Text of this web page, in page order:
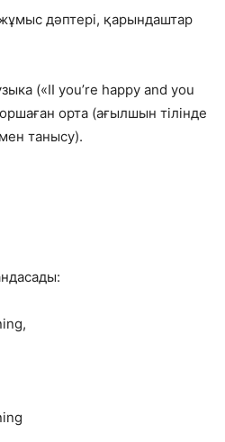
дәптері, қарындаштар
(«II you’re happy and you
орта (ағылшын тілінде
танысу).